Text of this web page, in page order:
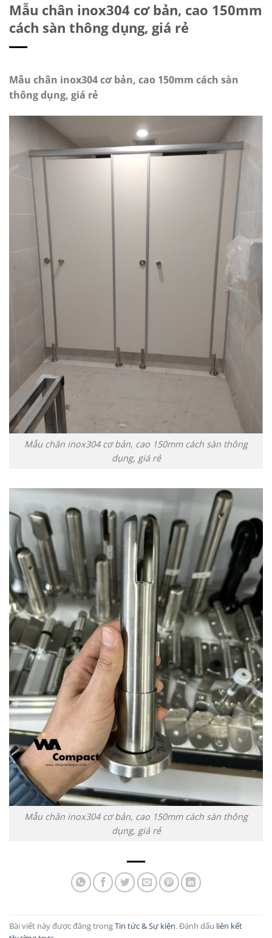
Mẫu chân inox304 cơ bản, cao 150mm
cách sàn thông dụng, giá rẻ
Mẫu chân inox304 cơ bản, cao 150mm cách sàn
thông dụng, giá rẻ
Mẫu chân inox304 cơ bản, cao 150mm cách sàn thông
dụng, giá rẻ
Mẫu chân inox304 cơ bản, cao 150mm cách sàn thông
dụng, giá rẻ
Bài viết này được đăng trongTin tức & Sự kiện. Đánh dấu liên kết